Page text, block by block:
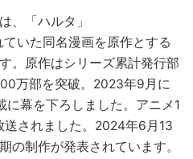
、「ハルタ」
ていた同名漫画を原作とする
。原作はシリーズ累計発行部
万部を突破。2023年9月に
幕を下ろしました。アニメ1
されました。2024年6月13
の制作が発表されています。